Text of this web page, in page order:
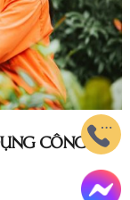
CÔNG